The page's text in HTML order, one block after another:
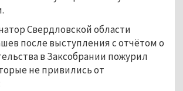
Свердловской области
после выступления с отчётом о
в Заксобрании пожурил
не привились от